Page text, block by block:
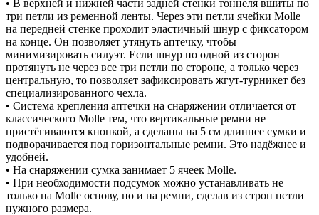
• В верхней и нижней части задней стенки тоннеля вшиты по
три петли из ременной ленты. Через эти петли ячейки Molle
на передней стенке проходит эластичный шнур с фиксатором
на конце. Он позволяет утянуть аптечку, чтобы
минимизировать силуэт. Если шнур по одной из сторон
протянуть не через все три петли по стороне, а только через
центральную, то позволяет зафиксировать жгут-турникет без
специализированного чехла.
• Система крепления аптечки на снаряжении отличается от
классического Molle тем, что вертикальные ремни не
пристёгиваются кнопкой, а сделаны на 5 см длиннее сумки и
подворачивается под горизонтальные ремни. Это надёжнее и
удобней.
• На снаряжении сумка занимает 5 ячеек Molle.
• При необходимости подсумок можно устанавливать не
только на Molle основу, но и на ремни, сделав из строп петли
нужного размера.